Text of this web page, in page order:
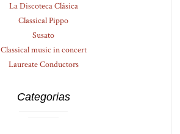
La Discoteca Clásica
Classical Pippo
Susato
Classical music in concert
Laureate Conductors
Categorias